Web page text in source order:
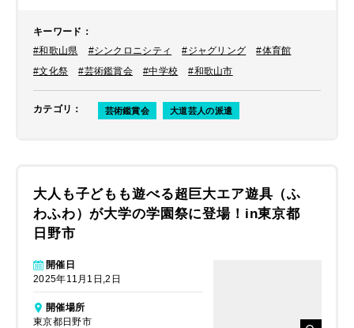
も抜群ということで推薦させていただ
きました。
キーワード ：
#和歌山県
#シンクロニシティ #ジャグリング
#体育館
#文化祭
#芸術鑑賞会 #中学校 #和歌山市
カテゴリ ： 芸術鑑賞会 大道芸人の派遣
大人も子どもも遊べる超巨大エア遊具（ふ
わふわ）が大学の学園祭に登場！in東京都
日野市
開催日
2025年11月1日,2日
開催場所
東京都日野市